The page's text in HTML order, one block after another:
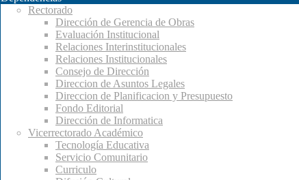
Rectorado
Dirección de Gerencia de Obras
Evaluación Institucional
Relaciones Interinstitucionales
Relaciones Institucionales
Consejo de Dirección
Direccion de Asuntos Legales
Direccion de Planificacion y Presupuesto
Fondo Editorial
Dirección de Informatica
Vicerrectorado Académico
Tecnología Educativa
Servicio Comunitario
Curriculo